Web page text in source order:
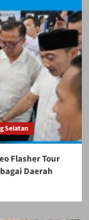
Selatan
Flasher Tour
Daerah